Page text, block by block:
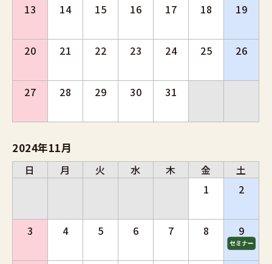
13 14 15 16 17 18 19
20 21 22 23 24 25 26
27 28 29 30 31
2024年11月
日 月 火 水 木 金
土
1
2
3 4 5 6 7 8 9